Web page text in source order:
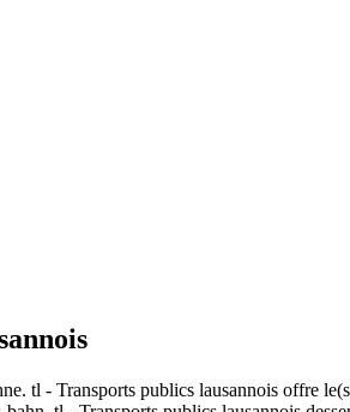
tl - Transports publics lausannois offre